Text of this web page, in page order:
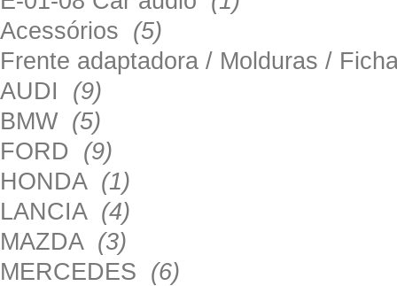
Acessórios (5)
Frente adaptadora / Molduras /
AUDI (9)
BMW (5)
FORD (9)
HONDA (1)
LANCIA (4)
MAZDA (3)
MERCEDES (6)